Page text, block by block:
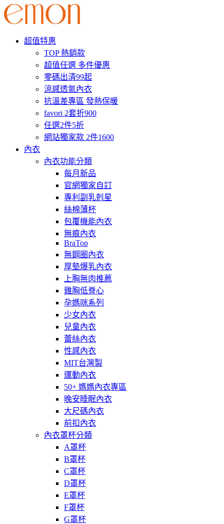
超值特惠
TOP 熱銷款
超值任選 多件優惠
零碼出清99起
涼感透氣內衣
抗溫差專區 發熱保暖
favori 2套折900
任選2件5折
網站獨家款 2件1600
內衣
內衣功能分類
每月新品
官網獨家自訂
專利副乳剋星
絲棉薄杯
包覆機能內衣
無痕內衣
BraTop
無鋼圈內衣
厚墊爆乳內衣
上胸無肉推薦
雞胸低脊心
孕媽咪系列
少女內衣
兒童內衣
蕾絲內衣
性感內衣
MIT台灣製
運動內衣
50+ 媽媽內衣專區
晚安睡眠內衣
大尺碼內衣
前扣內衣
內衣罩杯分類
A罩杯
B罩杯
C罩杯
D罩杯
E罩杯
F罩杯
G罩杯